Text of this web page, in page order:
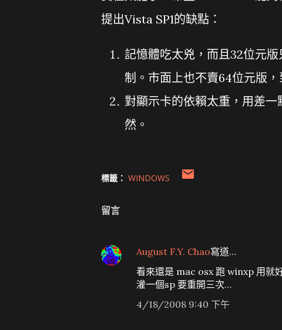
提出Vista SP1的缺點：
記憶體吃太兇，而且32位元
制。市面上也不賣64位元版，
對顯示卡的依賴太重，用差
然。
標籤： WINDOWS
留言
August F.Y. Chao寫道…
看來還是 mac osx 跑 winxp 用就
灌一個sp 要重開三次…
4/18/2008 9:40 下午